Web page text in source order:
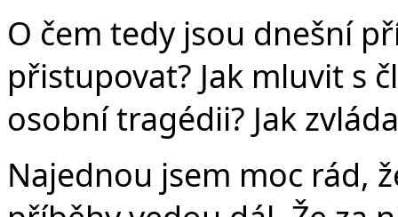
O čem tedy jsou dnešní
přistupovat? Jak mluvit s
osobní tragédii? Jak
Najednou jsem moc rád,